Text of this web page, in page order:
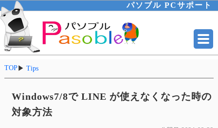
パソブル PCサポート
TOP▶ Tips
Windows7/8で LINE が使えなくなった時の
対象方法